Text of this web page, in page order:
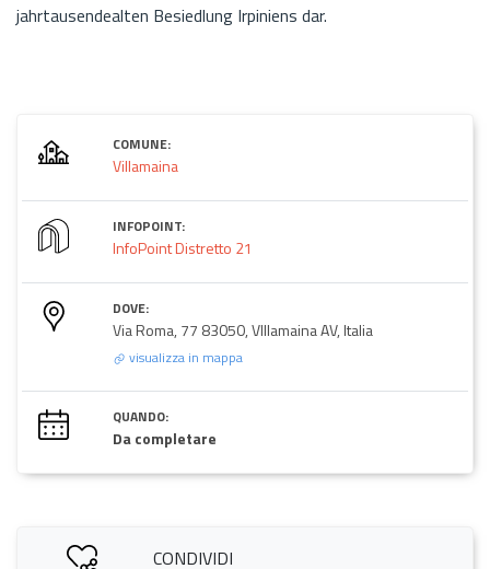
jahrtausendealten Besiedlung Irpiniens dar.
COMUNE:
Villamaina
INFOPOINT:
InfoPoint Distretto 21
DOVE:
Via Roma, 77 83050, VIllamaina AV, Italia
visualizza in mappa
QUANDO:
Da completare
CONDIVIDI